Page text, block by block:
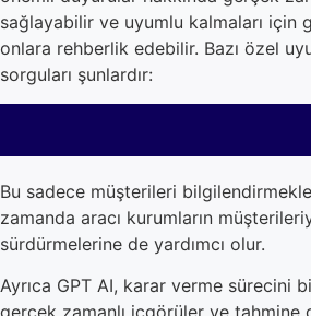
sağlayabilir ve uyumlu kalmaları için
onlara rehberlik edebilir. Bazı özel
sorguları şunlardır:
Bu sadece müşterileri
zamanda aracı kurumların
sürdürmelerine de yardımcı olur.
Ayrıca GPT AI, karar verme sürecini